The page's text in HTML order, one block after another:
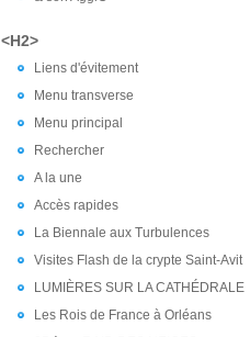
<H2>
Liens d'évitement
Menu transverse
Menu principal
Rechercher
A la une
Accès rapides
La Biennale aux Turbulences
Visites Flash de la crypte Saint-Avit
LUMIÈRES SUR LA CATHÉDRALE
Les Rois de France à Orléans